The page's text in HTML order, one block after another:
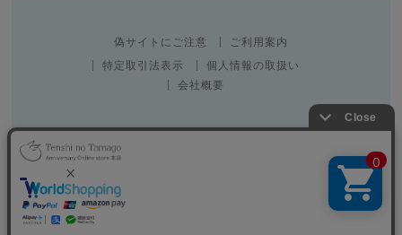
偽サイトにご注意
ご利用案内
特定取引法表示
個人情報の取扱い
会社概要
Copyright 2010 SPACE CREATOR CO.,LTD.